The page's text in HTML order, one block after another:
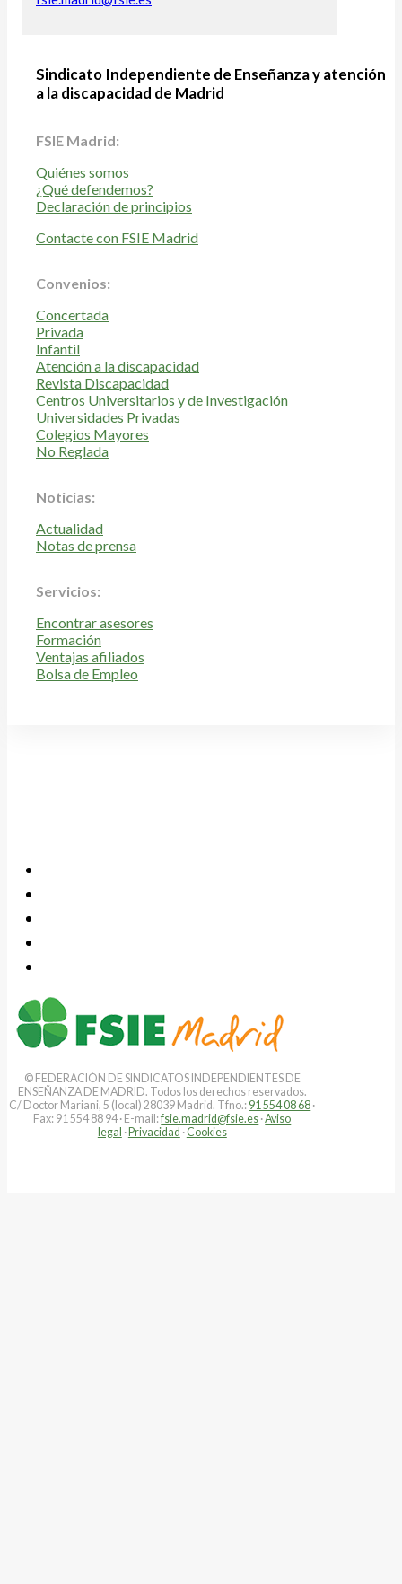
Sindicato Independiente de Enseñanza y atención
a la discapacidad de Madrid
FSIE Madrid:
Quiénes somos
¿Qué defendemos?
Declaración de principios
Contacte con FSIE Madrid
Convenios:
Concertada
Privada
Infantil
Atención a la discapacidad
Revista Discapacidad
Centros Universitarios y de Investigación
Universidades Privadas
Colegios Mayores
No Reglada
Noticias:
Actualidad
Notas de prensa
Servicios:
Encontrar asesores
Formación
Ventajas afiliados
Bolsa de Empleo
© FEDERACIÓN DE SINDICATOS INDEPENDIENTES DE
ENSEÑANZA DE MADRID. Todos los derechos reservados.
C/ Doctor Mariani, 5 (local) 28039 Madrid. Tfno.: 91 554 08 68 ·
Fax: 91 554 88 94 · E-mail:fsie.madrid@fsie.es ·Aviso
legal ·Privacidad · Cookies